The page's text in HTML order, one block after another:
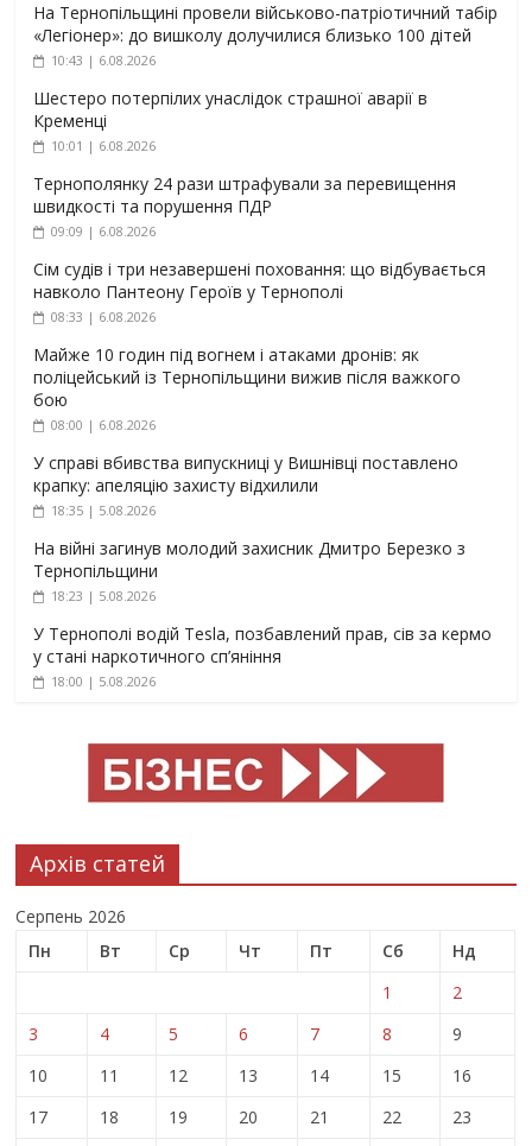
На Тернопільщині провели військово-патріотичний табір
«Легіонер»: до вишколу долучилися близько 100 дітей
10:43 | 6.08.2026
Шестеро потерпілих унаслідок страшної аварії в
Кременці
10:01 | 6.08.2026
Тернополянку 24 рази штрафували за перевищення
швидкості та порушення ПДР
09:09 | 6.08.2026
Сім судів і три незавершені поховання: що відбувається
навколо Пантеону Героїв у Тернополі
08:33 | 6.08.2026
Майже 10 годин під вогнем і атаками дронів: як
поліцейський із Тернопільщини вижив після важкого
бою
08:00 | 6.08.2026
У справі вбивства випускниці у Вишнівці поставлено
крапку: апеляцію захисту відхилили
18:35 | 5.08.2026
На війні загинув молодий захисник Дмитро Березко з
Тернопільщини
18:23 | 5.08.2026
У Тернополі водій Tesla, позбавлений прав, сів за кермо
у стані наркотичного сп’яніння
18:00 | 5.08.2026
Архів статей
Серпень 2026
Пн
Вт Ср Чт Пт Сб
Нд
1
2
3
4 5 6 7 8
9
10
11 12 13 14 15
16
17
18 19 20 21 22
23